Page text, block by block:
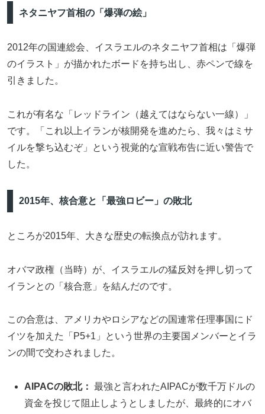
ネタニヤフ首相の「爆弾の絵」
2012年の国連総会、イスラエルのネタニヤフ首相は「爆弾
のイラスト」が描かれたボードを持ち出し、赤ペンで線を
引きました。
これが有名な「レッドライン（越えてはならない一線）」
です。「これ以上イランが核開発を進めたら、我々はミサ
イルを撃ち込むぞ」という視覚的な宣戦布告に近い警告で
した。
2015年、核合意と「最強ロビー」の敗北
ところが2015年、大きな歴史の転換点が訪れます。
オバマ政権（当時）が、イスラエルの猛反対を押し切って
イランとの「核合意」を結んだのです。
この合意は、アメリカやロシアなどの国連常任理事国にド
イツを加えた「P5+1」という世界の主要国メンバーとイラ
ンの間で交わされました。
AIPACの敗北： 最強と言われたAIPACが数千万ドルの
資金を投じて阻止しようとしましたが、最終的にオバ